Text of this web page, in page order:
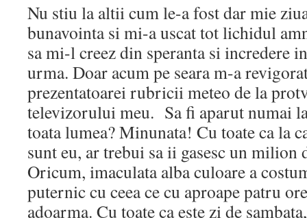
Nu stiu la altii cum le-a fost dar mie
bunavointa si mi-a uscat tot lichidul
sa mi-l creez din speranta si incredere
urma. Doar acum pe seara m-a
prezentatoarei rubricii meteo de la
televizorului meu. Sa fi aparut numai
toata lumea? Minunata! Cu toate ca la
sunt eu, ar trebui sa ii gasesc un milion
Oricum, imaculata alba culoare a
puternic cu ceea ce cu aproape patru
adoarma. Cu toate ca este zi de